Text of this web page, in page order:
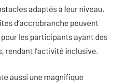
adaptés à leur niveau.
d’accrobranche peuvent
les participants ayant des
rendant l’activité inclusive.
aussi une magnifique